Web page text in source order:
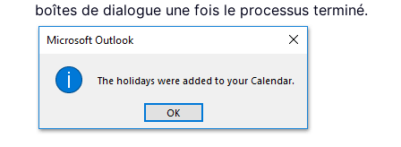
boîtes de dialogue une fois le processus terminé.